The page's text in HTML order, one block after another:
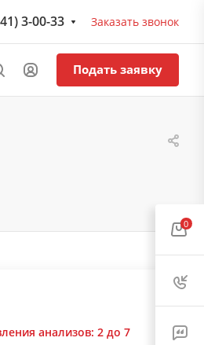
3-00-33 Заказать звонок
Подать заявку
анализов: 2 до 7
0